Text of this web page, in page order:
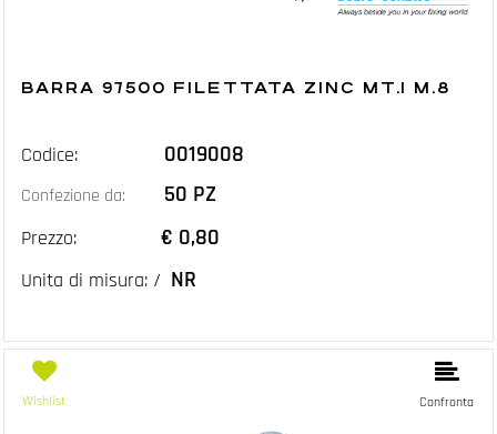
BARRA 97500 FILETTATA ZINC MT.1 M.8
Codice: 0019008
Confezione da: 50 PZ
Prezzo: € 0,80
Unita di misura: / NR
Wishlist Confronta